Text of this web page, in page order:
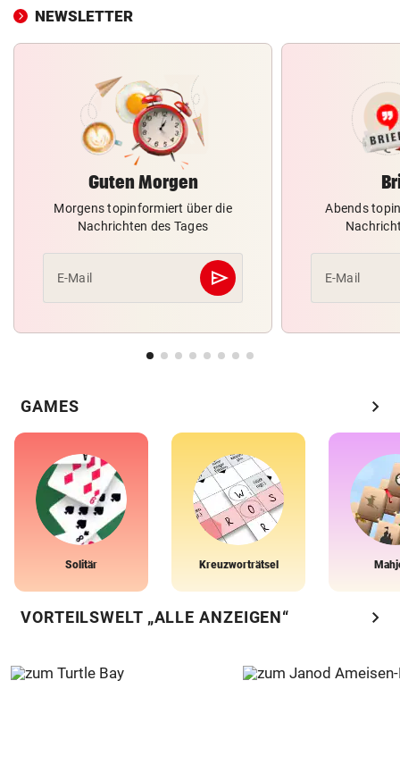
NEWSLETTER
Guten Morgen
Morgens topinformiert über die
Nachrichten des Tages
E-Mail send
Abschicken
Abends
E-Mail
GAMES chevron_right
Solitär Kreuzworträtsel
VORTEILSWELT „ALLE ANZEIGEN“ chevron_right